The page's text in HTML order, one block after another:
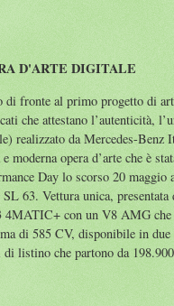
D'ARTE DIGITALE
di fronte al primo progetto di
che attestano l’autenticità,
realizzato da Mercedes-Benz
e moderna opera d’arte che è
Day lo scorso 20
63. Vettura unica,
4MATIC+ con un V8 AMG che
di 585 CV, disponibile in
di listino che partono da